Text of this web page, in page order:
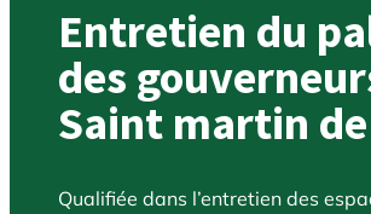
Entretien du
des
Saint martin
Qualifiée dans l’entretien des